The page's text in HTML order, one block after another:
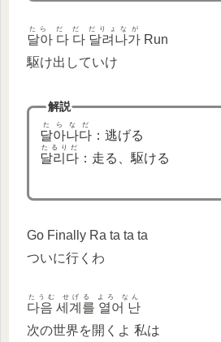
달아 다 다 달려나가
たら だ だ だりょなが
Run
駆け出していけ
解説
달아나다
たらなだ
：逃げる
달리다
たるりだ
：走る、駆ける
Go Finally Ra ta ta ta
ついに行くわ
다음 세계를 열어 난
たうむ せげる よろ なん
次の世界を開くよ 私は